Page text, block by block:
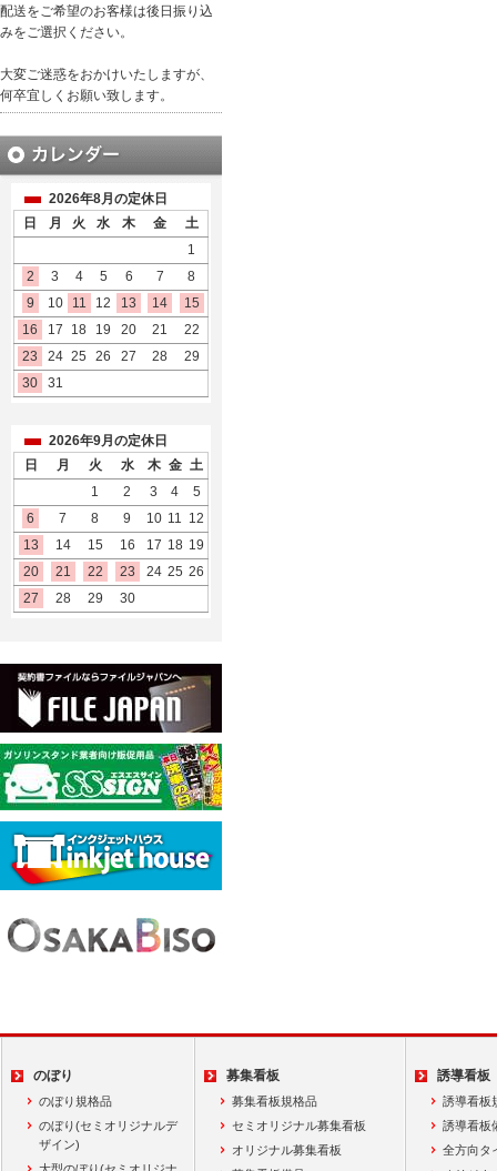
配送をご希望のお客様は後日振り込
みをご選択ください。
大変ご迷惑をおかけいたしますが、
何卒宜しくお願い致します。
2026年8月の定休日
日
月 火 水 木 金
土
1
2
3 4 5 6 7
8
9
10 11 12 13 14
15
16
17 18 19 20 21
22
23
24 25 26 27 28
29
30
31
2026年9月の定休日
日
月 火 水 木 金 土
1
2 3 4
5
6
7 8 9 10 11 12
13
14 15 16 17 18 19
20
21 22 23 24 25 26
27
28 29 30
のぼり
のぼり規格品
のぼり(セミオリジナルデ
ザイン)
募集看板
募集看板規格品
セミオリジナル募集看板
オリジナル募集看板
誘導看板
誘導看板
誘導看板
全方向タ